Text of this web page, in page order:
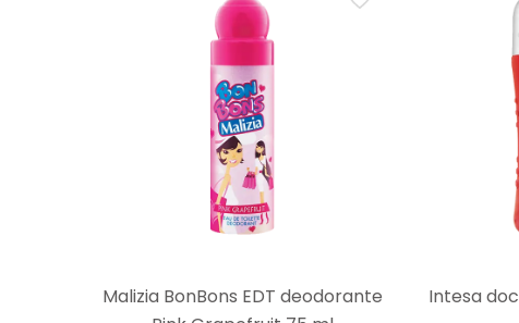
sensuale: versatile, ma con un carattere deciso più
Domanda: Il deodorante Intesa Tattoo 24h è un
Risposta: Intesa Tattoo 24h è indicato come Parfum
è presentato come antitraspirante e la sua azione mira
Domanda: Il deodorante Intesa Tattoo 24h
Risposta: Sì. L’INCI riporta Alcohol Denat. e allergeni
l’etichetta sulla confezione per l’elenco ingredienti
Malizia BonBons EDT deodorante
Intesa